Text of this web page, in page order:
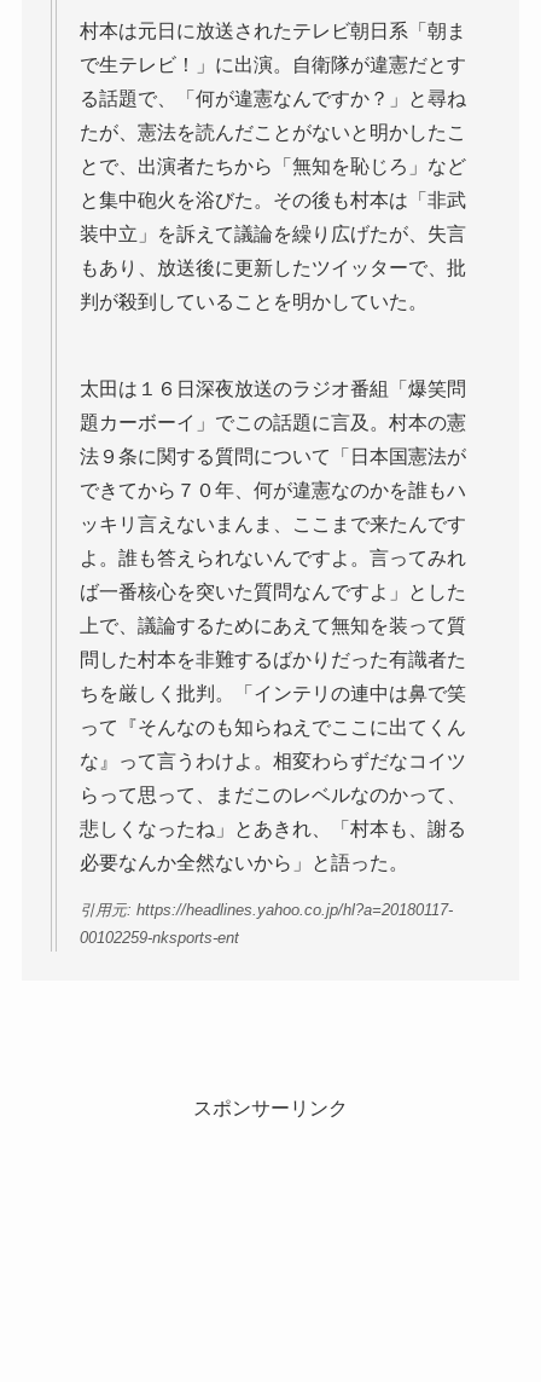
村本は元日に放送されたテレビ朝日系「朝ま
で生テレビ！」に出演。自衛隊が違憲だとす
る話題で、「何が違憲なんですか？」と尋ね
たが、憲法を読んだことがないと明かしたこ
とで、出演者たちから「無知を恥じろ」など
と集中砲火を浴びた。その後も村本は「非武
装中立」を訴えて議論を繰り広げたが、失言
もあり、放送後に更新したツイッターで、批
判が殺到していることを明かしていた。
太田は１６日深夜放送のラジオ番組「爆笑問
題カーボーイ」でこの話題に言及。村本の憲
法９条に関する質問について「日本国憲法が
できてから７０年、何が違憲なのかを誰もハ
ッキリ言えないまんま、ここまで来たんです
よ。誰も答えられないんですよ。言ってみれ
ば一番核心を突いた質問なんですよ」とした
上で、議論するためにあえて無知を装って質
問した村本を非難するばかりだった有識者た
ちを厳しく批判。「インテリの連中は鼻で笑
って『そんなのも知らねえでここに出てくん
な』って言うわけよ。相変わらずだなコイツ
らって思って、まだこのレベルなのかって、
悲しくなったね」とあきれ、「村本も、謝る
必要なんか全然ないから」と語った。
引用元: https://headlines.yahoo.co.jp/hl?a=20180117-
00102259-nksports-ent
スポンサーリンク